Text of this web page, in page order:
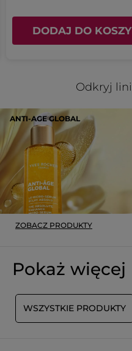
DODAJ DO
Odkryj
ANTI-AGE GLOBAL
ZOBACZ PRODUKTY
Pokaż więcej
WSZYSTKIE PRODUKTY